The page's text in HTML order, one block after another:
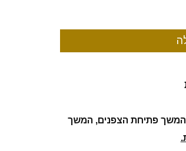
פתיחת הצפנים, המשך